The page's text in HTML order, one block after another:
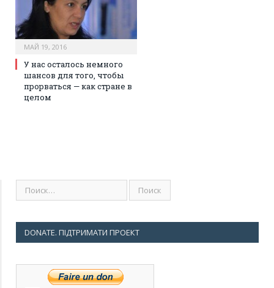
МАЙ 19, 2016
У нас осталось немного
шансов для того, чтобы
прорваться — как стране в
целом
DONATE. ПІДТРИМАТИ ПРОЕКТ